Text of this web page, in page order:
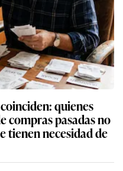
quienes
compras pasadas no
tienen necesidad de